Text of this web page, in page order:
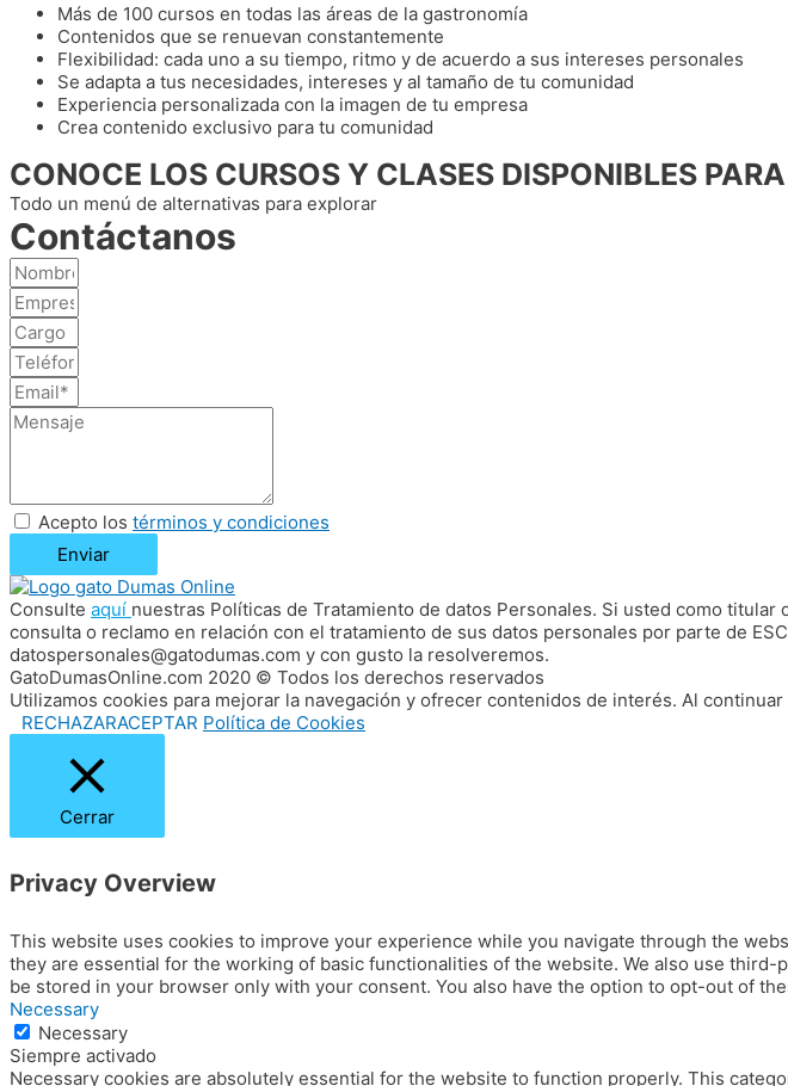
Más de 100 cursos en todas las áreas de la gastronomía
Contenidos que se renuevan constantemente
Flexibilidad: cada uno a su tiempo, ritmo y de acuerdo a sus intereses personales
Se adapta a tus necesidades, intereses y al tamaño de tu comunidad
Experiencia personalizada con la imagen de tu empresa
Crea contenido exclusivo para tu comunidad
CONOCE LOS CURSOS Y CLASES DISPONIBLES
Todo un menú de alternativas para explorar
Contáctanos
Acepto los términos y condiciones
Enviar
Consulte aquí nuestras Políticas de Tratamiento de datos Personales. Si usted como
consulta o reclamo en relación con el tratamiento de sus datos personales por parte de
datospersonales@gatodumas.com y con gusto la resolveremos.
GatoDumasOnline.com 2020 © Todos los derechos reservados
Utilizamos cookies para mejorar la navegación y ofrecer contenidos de interés. Al
RECHAZARACEPTAR Política de Cookies
Cerrar
Privacy Overview
This website uses cookies to improve your experience while you navigate through the
they are essential for the working of basic functionalities of the website. We also use
be stored in your browser only with your consent. You also have the option to opt-out of
Necessary
Necessary
Siempre activado
Necessary cookies are absolutely essential for the website to function properly. This